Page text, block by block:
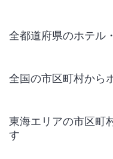
全都道府県のホテル
全国の市区町村から
東海エリアの市区町
す